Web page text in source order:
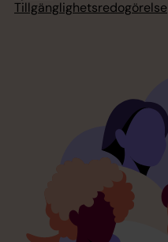
Tillgänglighetsredogörelse